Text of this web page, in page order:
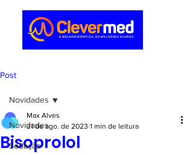
Post
Novidades
Sedação
Novidades
Bisoprolol
Max Alves
31 de ago. de 2023 1 min de leitura